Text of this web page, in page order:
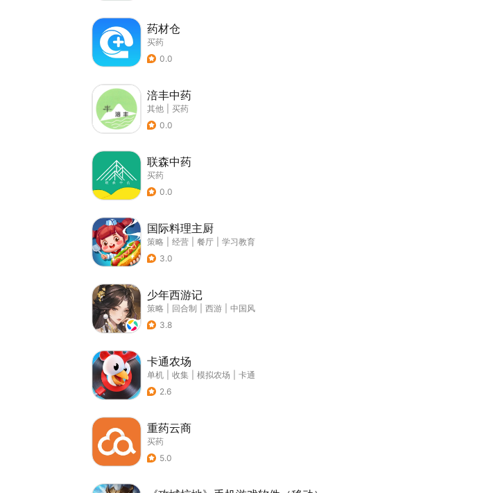
药材仓
买药
0.0
涪丰中药
其他
买药
0.0
联森中药
买药
0.0
国际料理主厨
策略 经营 餐厅
学习教育
3.0
少年西游记
策略 回合制 西游
中国风
3.8
卡通农场
单机 收集 模拟农场
卡通
2.6
重药云商
买药
5.0